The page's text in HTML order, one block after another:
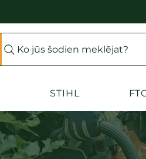
Ko jūs šodien meklējat?
STIHL